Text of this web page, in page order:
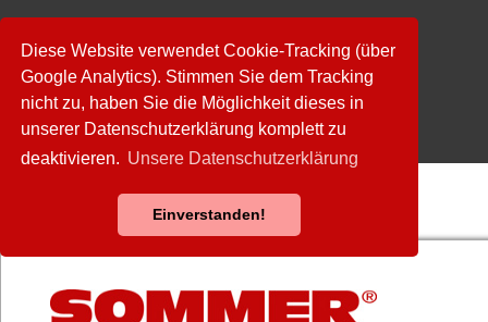
Diese Website verwendet Cookie-Tracking (über
Google Analytics). Stimmen Sie dem Tracking
nicht zu, haben Sie die Möglichkeit dieses in
unserer Datenschutzerklärung komplett zu
deaktivieren. Unsere Datenschutzerklärung
Einverstanden!